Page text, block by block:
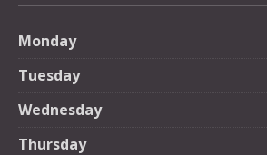
Monday
Tuesday
Wednesday
Thursday